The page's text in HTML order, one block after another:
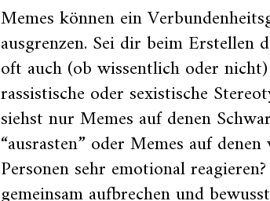
Memes können ein
ausgrenzen. Sei dir beim Erstellen
oft auch (ob wissentlich oder
rassistische oder sexistische
siehst nur Memes auf denen
“ausrasten” oder Memes auf
Personen sehr emotional